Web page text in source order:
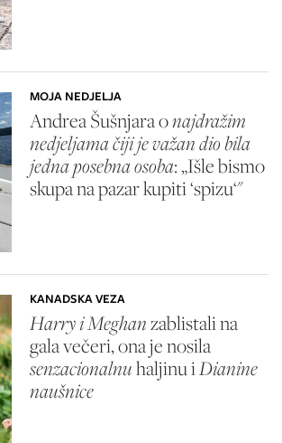
MOJA NEDJELJA
Andrea Šušnjara onajdražim
nedjeljama čiji je važan dio bila
jedna posebna osoba: „Išle bismo
skupa na pazar kupiti ‘spizu‘"
KANADSKA VEZA
Harry i Meghanzablistali na
gala večeri, ona je nosila
senzacionalnuhaljinu iDianine
naušnice